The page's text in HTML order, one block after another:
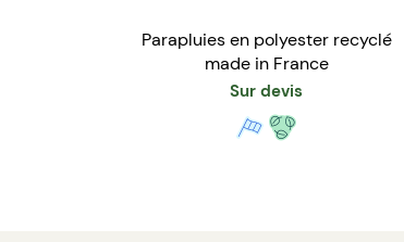
Parapluies en polyester recyclé
made in France
Sur devis